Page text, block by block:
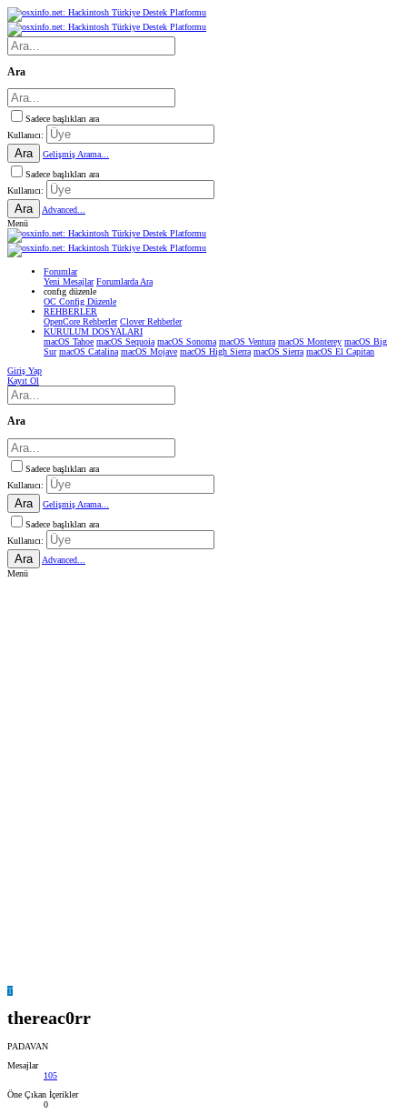
Ara
Sadece başlıkları ara
Kullanıcı:
Ara
Gelişmiş Arama...
Sadece başlıkları ara
Kullanıcı:
Ara
Advanced...
Menü
Forumlar
Yeni Mesajlar Forumlarda Ara
confıg düzenle
OC Config Düzenle
REHBERLER
OpenCore Rehberler Clover Rehberler
KURULUM DOSYALARI
macOS Tahoe macOS Sequoia macOS Sonoma macOS Ventura macOS Monterey macOS Big
Sur macOS Catalina macOS Mojave macOS High Sierra macOS Sierra macOS El Capitan
Giriş Yap
Kayıt Ol
Ara
Sadece başlıkları ara
Kullanıcı:
Ara
Gelişmiş Arama...
Sadece başlıkları ara
Kullanıcı:
Ara
Advanced...
Menü
T
thereac0rr
PADAVAN
Mesajlar
105
Öne Çıkan İçerikler
0